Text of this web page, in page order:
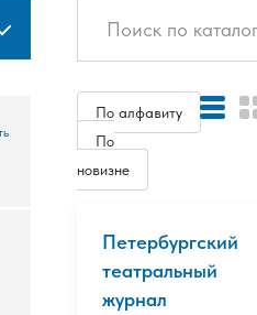
По алфавиту
По
новизне
Петербургский
театральный
журнал